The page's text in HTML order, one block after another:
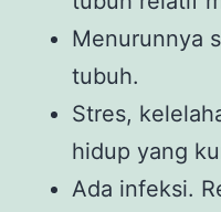
Menurunnya
tubuh.
Stres,
hidup yang
Ada infeksi.